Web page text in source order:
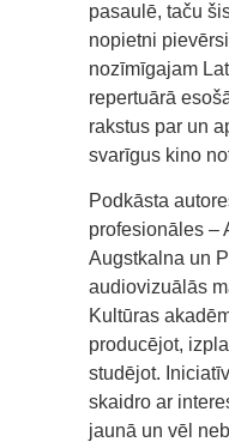
pasaulē, taču
nopietni
nozīmīgajam
repertuārā
rakstus par un
svarīgus kino
Podkāsta
profesionāles –
Augstkalna un
audiovizuālās
Kultūras
producējot,
studējot.
skaidro ar
jaunā un vēl